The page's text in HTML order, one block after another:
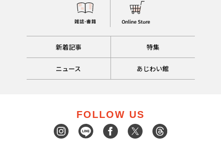
新着記事 特集
ニュース あじわい館
FOLLOW US